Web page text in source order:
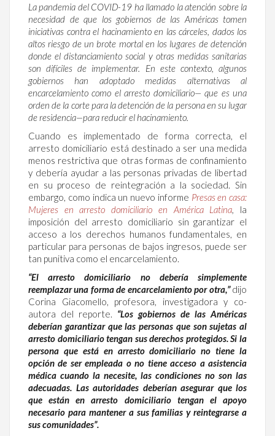
La pandemia del COVID-19 ha llamado la atención sobre la
necesidad de que los gobiernos de las Américas tomen
iniciativas contra el hacinamiento en las cárceles, dados los
altos riesgo de un brote mortal en los lugares de detención
donde el distanciamiento social y otras medidas sanitarias
son difíciles de implementar. En este contexto, algunos
gobiernos han adoptado medidas alternativas al
encarcelamiento como el arresto domiciliario— que es una
orden de la corte para la detención de la persona en su lugar
de residencia—para reducir el hacinamiento.
Cuando es implementado de forma correcta, el
arresto domiciliario está destinado a ser una medida
menos restrictiva que otras formas de confinamiento
y debería ayudar a las personas privadas de libertad
en su proceso de reintegración a la sociedad. Sin
embargo, como indica un nuevo informe Presas en casa:
Mujeres en arresto domiciliario en América Latina
la
imposición del arresto domiciliario sin garantizar el
acceso a los derechos humanos fundamentales, en
particular para personas de bajos ingresos, puede ser
tan punitiva como el encarcelamiento.
“El arresto domiciliario no debería simplemente
reemplazar una forma de encarcelamiento por otra,”dijo
Corina Giacomello, profesora, investigadora y co-
autora del reporte. “Los gobiernos de las Américas
deberían garantizar que las personas que son sujetas al
arresto domiciliario tengan sus derechos protegidos. Si la
persona que está en arresto domiciliario no tiene la
opción de ser empleada o no tiene acceso a asistencia
médica cuando la necesite, las condiciones no son las
adecuadas. Las autoridades deberían asegurar que los
que están en arresto domiciliario tengan el apoyo
necesario para mantener a sus familias y reintegrarse a
sus comunidades”.